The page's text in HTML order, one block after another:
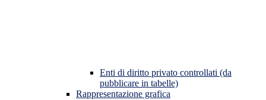
Enti di diritto privato controllati (da
pubblicare in tabelle)
Rappresentazione grafica